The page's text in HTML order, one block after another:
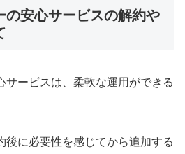
の安心サービスの解約や
サービスは、柔軟な運用ができる
後に必要性を感じてから追加する